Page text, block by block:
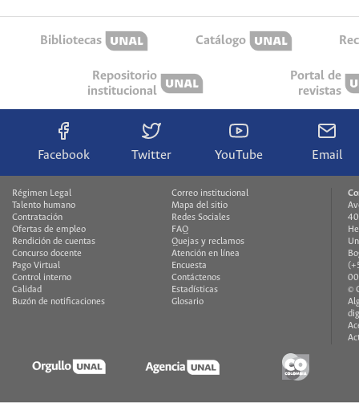
Bibliotecas Catálogo
Repositorio
institucional
Portal de
revistas
Facebook Twitter YouTube Email
Régimen Legal
Talento humano
Contratación
Ofertas de empleo
Rendición de cuentas
Concurso docente
Pago Virtual
Control interno
Calidad
Buzón de notificaciones
Correo institucional
Mapa del sitio
Redes Sociales
FAQ
Quejas y reclamos
Atención en línea
Encuesta
Contáctenos
Estadísticas
Glosario
©